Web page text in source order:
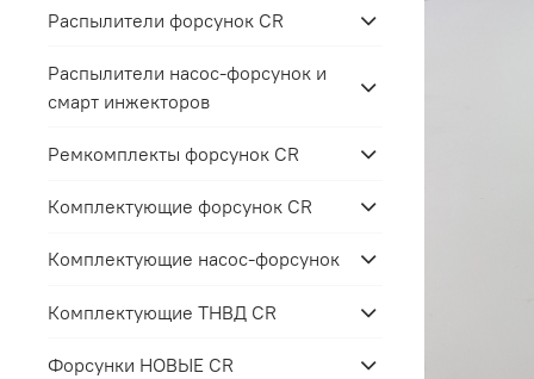
Распылители форсунок CR
Распылители насос-форсунок и
смарт инжекторов
Ремкомплекты форсунок CR
Комплектующие форсунок CR
Комплектующие насос-форсунок
Комплектующие ТНВД CR
Форсунки НОВЫЕ CR